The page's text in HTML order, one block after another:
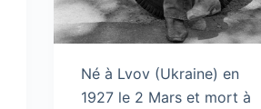
Né à Lvov (Ukraine) en
1927 le 2 Mars et mort à